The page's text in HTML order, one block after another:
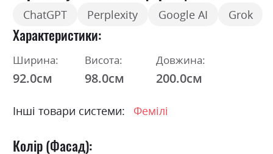
ChatGPT Perplexity Google AI Grok
Характеристики
Ширина:
92.0см
Висота:
98.0см
Довжина:
200.0см
Інші товари системи: Фемілі
Колір (Фасад):